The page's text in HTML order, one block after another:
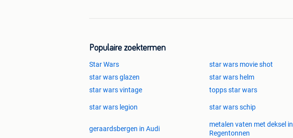
Populaire zoektermen
Star Wars star wars movie shot
star wars glazen
star wars helm
star wars vintage
topps star wars
star wars legion star wars schip
geraardsbergen in Audi
metalen vaten met deksel in
Regentonnen